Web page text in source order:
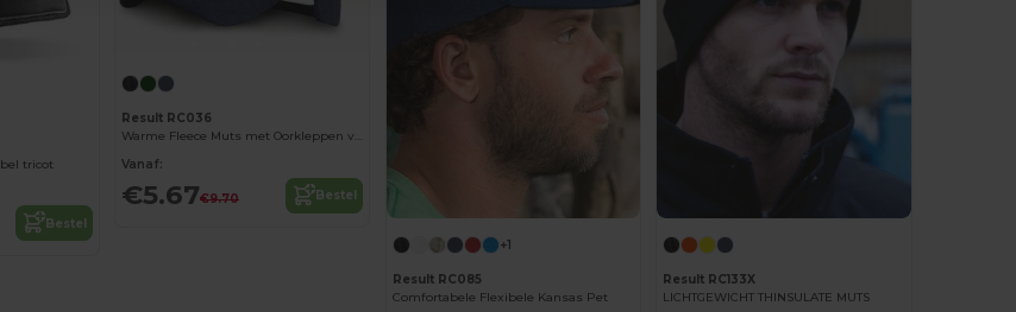
tricot
Bestel
Result RC036
Warme Fleece Muts met Oorkleppen voor Heren
Vanaf:
€5.67€9.70 Bestel
+1
Result RC085
Comfortabele Flexibele Kansas Pet
Result RC133X
LICHTGEWICHT THINSULATE MUTS